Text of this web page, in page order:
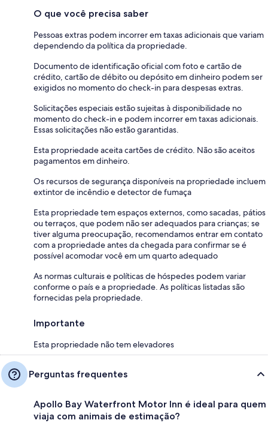
O que você precisa saber
Pessoas extras podem incorrer em taxas adicionais que variam
dependendo da política da propriedade.
Documento de identificação oficial com foto e cartão de
crédito, cartão de débito ou depósito em dinheiro podem ser
exigidos no momento do check-in para despesas extras.
Solicitações especiais estão sujeitas à disponibilidade no
momento do check-in e podem incorrer em taxas adicionais.
Essas solicitações não estão garantidas.
Esta propriedade aceita cartões de crédito. Não são aceitos
pagamentos em dinheiro.
Os recursos de segurança disponíveis na propriedade incluem
extintor de incêndio e detector de fumaça
Esta propriedade tem espaços externos, como sacadas, pátios
ou terraços, que podem não ser adequados para crianças; se
tiver alguma preocupação, recomendamos entrar em contato
com a propriedade antes da chegada para confirmar se é
possível acomodar você em um quarto adequado
As normas culturais e políticas de hóspedes podem variar
conforme o país e a propriedade. As políticas listadas são
fornecidas pela propriedade.
Importante
Esta propriedade não tem elevadores
Perguntas frequentes
Apollo Bay Waterfront Motor Inn é ideal para quem
viaja com animais de estimação?